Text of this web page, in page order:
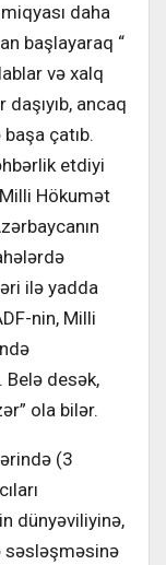
daha
başlayaraq “
və xalq
ancaq
çatıb.
etdiyi
Hökumət
ilə yadda
nin, Milli
Belə desək,
ola bilər.
(3
dünyəviliyinə,
səsləşməsinə